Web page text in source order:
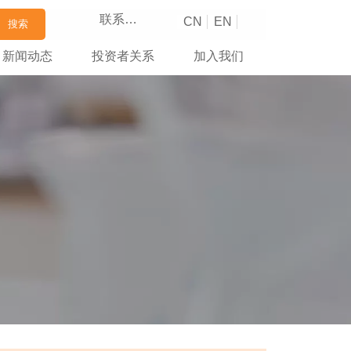
搜索 联系我们 CN EN
新闻动态 投资者关系 加入我们